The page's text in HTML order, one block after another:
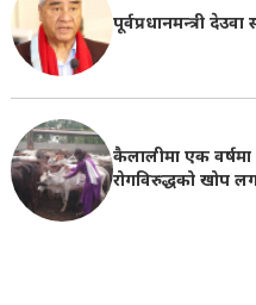
पूर्वप्रधानमन्त्री
कैलालीमा एक वर्षमा
रोगविरुद्धको खोप